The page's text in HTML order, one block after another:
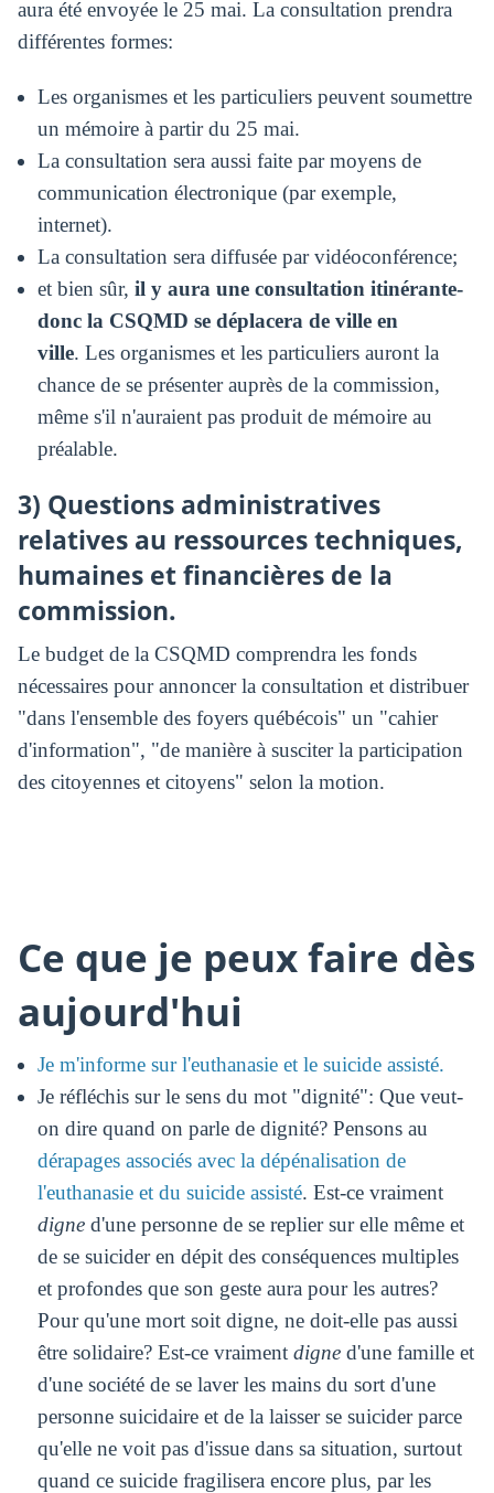
aura été envoyée le 25 mai. La consultation prendra
différentes formes:
Les organismes et les particuliers peuvent soumettre
un mémoire à partir du 25 mai.
La consultation sera aussi faite par moyens de
communication électronique (par exemple,
internet).
La consultation sera diffusée par vidéoconférence;
et bien sûr, il y aura une consultation itinérante-
donc la CSQMD se déplacera de ville en
ville. Les organismes et les particuliers auront la
chance de se présenter auprès de la commission,
même s'il n'auraient pas produit de mémoire au
préalable.
3) Questions administratives
relatives au ressources techniques,
humaines et financières de la
commission.
Le budget de la CSQMD comprendra les fonds
nécessaires pour annoncer la consultation et distribuer
"dans l'ensemble des foyers québécois" un "cahier
d'information", "de manière à susciter la participation
des citoyennes et citoyens" selon la motion.
Ce que je peux faire dès
aujourd'hui
Je m'informe sur l'euthanasie et le suicide assisté.
Je réfléchis sur le sens du mot "dignité": Que veut-
on dire quand on parle de dignité? Pensons au
dérapages associés avec la dépénalisation de
l'euthanasie et du suicide assisté. Est-ce vraiment
digned'une personne de se replier sur elle même et
de se suicider en dépit des conséquences multiples
et profondes que son geste aura pour les autres?
Pour qu'une mort soit digne, ne doit-elle pas aussi
être solidaire? Est-ce vraiment digne d'une famille et
d'une société de se laver les mains du sort d'une
personne suicidaire et de la laisser se suicider parce
qu'elle ne voit pas d'issue dans sa situation, surtout
quand ce suicide fragilisera encore plus, par les